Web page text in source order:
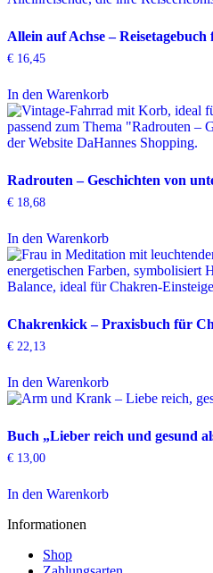
Allein auf Achse – Reisetagebuch
€ 16,45
In den Warenkorb
Radrouten – Geschichten von
€ 18,68
In den Warenkorb
Chakrenkick – Praxisbuch für
€ 22,13
In den Warenkorb
Buch „Lieber reich und gesund
€ 13,00
In den Warenkorb
Informationen
Shop